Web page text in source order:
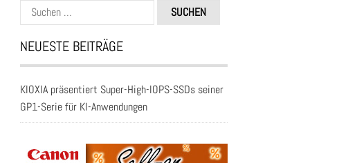
Suchen
nach:
NEUESTE BEITRÄGE
KIOXIA präsentiert Super-High-IOPS-SSDs seiner
GP1-Serie für KI-Anwendungen